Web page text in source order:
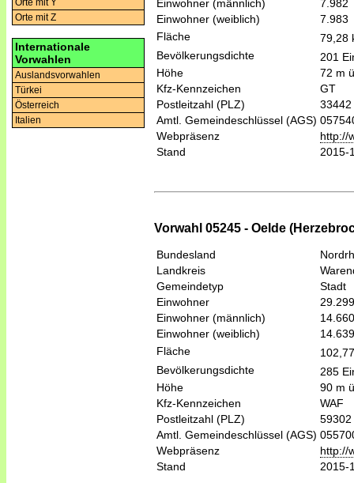
Orte mit Y
Orte mit Z
Internationale
Vorwahlen
Auslandsvorwahlen
Türkei
Österreich
Italien
Einwohner (männlich)
7.982
Einwohner (weiblich)
7.983
Fläche
79,28
Bevölkerungsdichte
201
Höhe
72 m
Kfz-Kennzeichen
GT
Postleitzahl (PLZ)
33442
Amtl. Gemeindeschlüssel (AGS)
Webpräsenz
http://
Stand
2015-
Vorwahl 05245 - Oelde
Bundesland
Landkreis
Gemeindetyp
Stadt
Einwohner
29.299
Einwohner (männlich)
14.660
Einwohner (weiblich)
14.639
Fläche
Bevölkerungsdichte
285
Höhe
90 m
Kfz-Kennzeichen
WAF
Postleitzahl (PLZ)
59302
Amtl. Gemeindeschlüssel (AGS)
Webpräsenz
http://
Stand
2015-